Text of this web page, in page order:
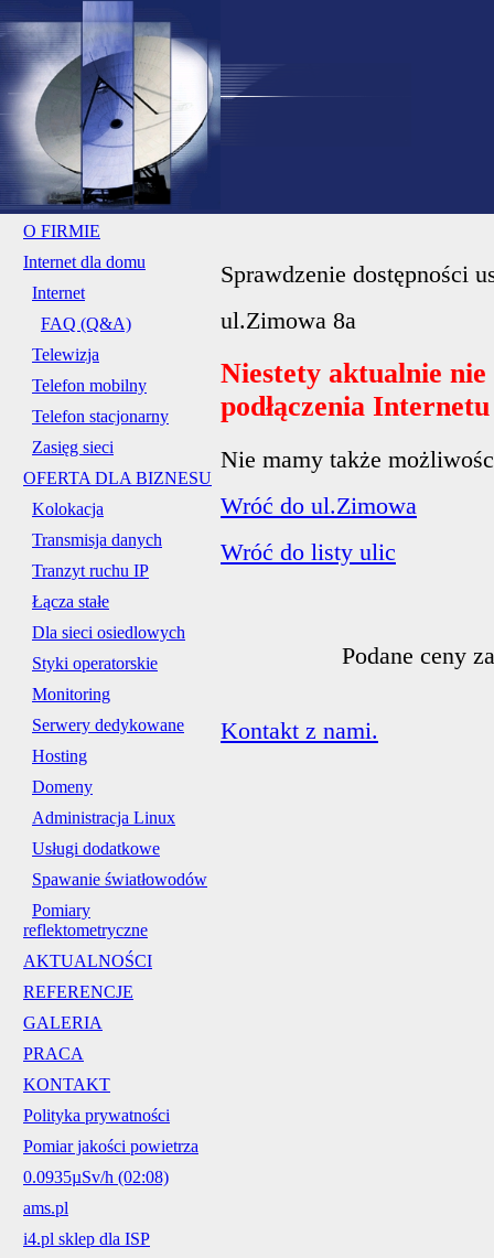
O FIRMIE
Internet dla domu
Internet
FAQ (Q&A)
Telewizja
Telefon mobilny
Telefon stacjonarny
Zasięg sieci
OFERTA DLA BIZNESU
Kolokacja
Transmisja danych
Tranzyt ruchu IP
Łącza stałe
Dla sieci osiedlowych
Styki operatorskie
Monitoring
Serwery dedykowane
Hosting
Domeny
Administracja Linux
Usługi dodatkowe
Spawanie światłowodów
Pomiary
reflektometryczne
AKTUALNOŚCI
REFERENCJE
GALERIA
PRACA
KONTAKT
Polityka prywatności
Pomiar jakości powietrza
0.0935µSv/h (02:08)
ams.pl
i4.pl sklep dla ISP
Sprawdzenie dostępności
ul.Zimowa 8a
Niestety aktualnie
podłączenia
Nie mamy także
Wróć do ul.Zimowa
Wróć do listy ulic
Podane ceny
Kontakt z nami.